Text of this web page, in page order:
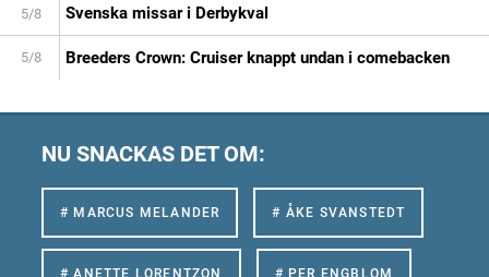
5/8 Svenska missar i Derbykval
5/8 Breeders Crown: Cruiser knappt undan i comebacken
NU SNACKAS DET OM:
# MARCUS MELANDER # ÅKE SVANSTEDT
# ANETTE LORENTZON # PER ENGBLOM